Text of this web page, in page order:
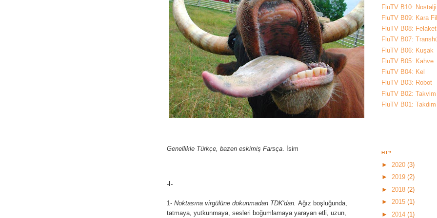
Genellikle Türkçe, bazen eskimiş Farsça . İsim
-I-
1- Noktasına virgülüne dokunmadan TDK'dan. Ağız boşluğunda,
tatmaya, yutkunmaya, sesleri boğumlamaya yarayan etli, uzun,
FluTV B10: Nostalji
FluTV B09: Kara
FluTV B08: Felaket
FluTV B07:
FluTV B06: Kuşak
FluTV B05: Kahve
FluTV B04: Kel
FluTV B03: Robot
FluTV B02: Takvim
FluTV B01: Takdim
HI?
► 2020 (3)
► 2019 (2)
► 2018 (2)
► 2015 (1)
► 2014 (1)